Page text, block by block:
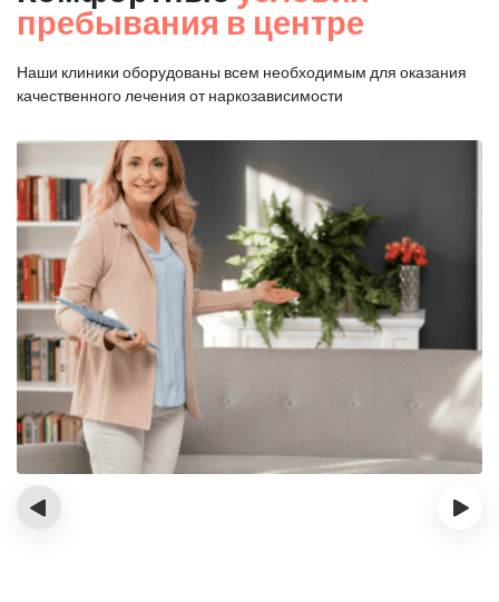
пребывания в центре
Наши клиники оборудованы всем необходимым для оказания
качественного лечения от наркозависимости
‹ ›